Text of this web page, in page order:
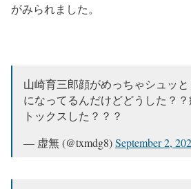
がみられました。
山崎育三郎顔がめっちゃシュッ
になってるんだけどどうした？
トックスした？？？
— 虚無 (@txmdg8)September 2,